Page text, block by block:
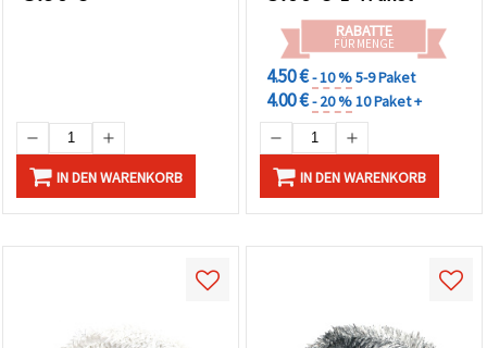
IN DEN WARENKORB
RABATTE
FÜR MENGE
4.50 €- 10 %5-9 Paket
4.00 €- 20 %10 Paket +
IN DEN WARENKORB